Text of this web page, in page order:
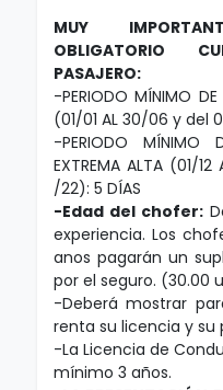
MUY
OBLIGATORIO
PASAJERO:
-PERIODO MÍNIMO DE
(01/01 AL 30/06 y del
-PERIODO MÍNIMO
EXTREMA ALTA (01/
/22): 5 DÍAS
-Edad del chofer:
experiencia. Los
anos pagarán un
por el seguro. (30.00
-Deberá mostrar
renta su licencia y su
-La Licencia de
mínimo 3 años.